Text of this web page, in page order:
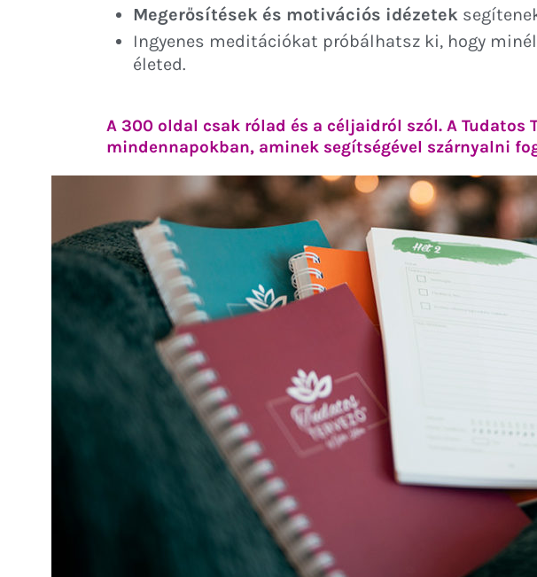
Megerősítések és motivációs idézetek
Ingyenes meditációkat próbálhatsz ki, hogy minél
életed.
A 300 oldal csak rólad és a céljaidról szól. A Tudatos
mindennapokban, aminek segítségével szárnyalni